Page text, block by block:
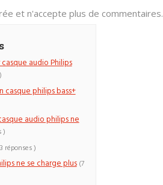
et n'accepte plus de commentaires.
audio Philips
casque philips bass+
audio philips ne
)
réponses )
ne se charge plus (7